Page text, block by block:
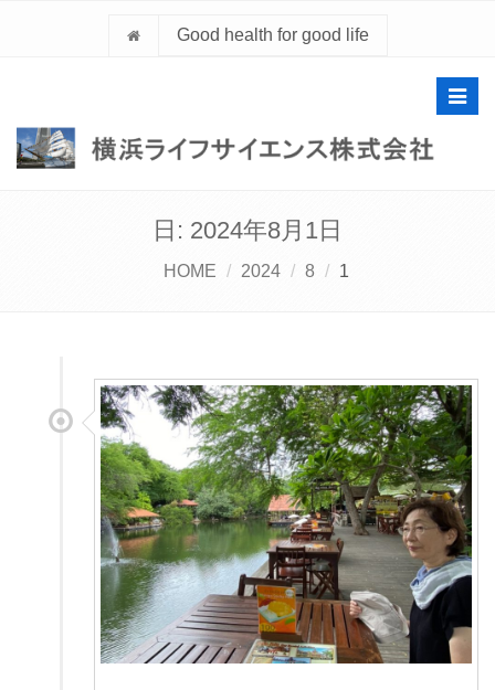
Good health for good life
日: 2024年8月1日
HOME 2024 8 1